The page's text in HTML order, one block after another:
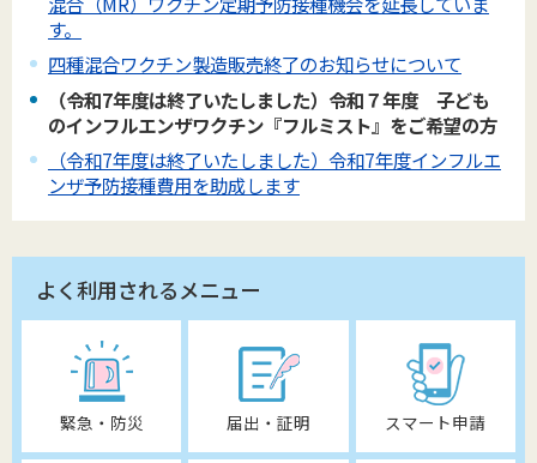
す。
四種混合ワクチン製造販売終了のお知らせについて
（令和7年度は終了いたしました）令和７年度 子ども
のインフルエンザワクチン『フルミスト』をご希望の方
（令和7年度は終了いたしました）令和7年度インフルエ
ンザ予防接種費用を助成します
よく利用されるメニュー
緊急・防災 届出・証明 スマート申請